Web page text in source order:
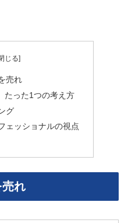
売れ
たった1つの考え方
グ
ェッショナルの視点
売れ